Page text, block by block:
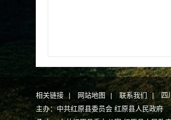
相关链接 | 网站地图 | 联系我们 |
四
主办：中共红原县委员会 红原县人民政府